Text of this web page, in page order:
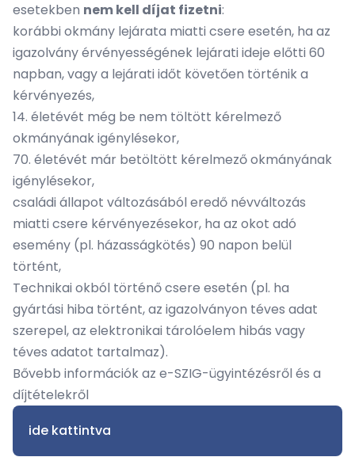
esetekben nem kell díjat fizetni:
korábbi okmány lejárata miatti csere esetén, ha az
igazolvány érvényességének lejárati ideje előtti 60
napban, vagy a lejárati időt követően történik a
kérvényezés,
14. életévét még be nem töltött kérelmező
okmányának igénylésekor,
70. életévét már betöltött kérelmező okmányának
igénylésekor,
családi állapot változásából eredő névváltozás
miatti csere kérvényezésekor, ha az okot adó
esemény (pl. házasságkötés) 90 napon belül
történt,
Technikai okból történő csere esetén (pl. ha
gyártási hiba történt, az igazolványon téves adat
szerepel, az elektronikai tárolóelem hibás vagy
téves adatot tartalmaz).
Bővebb információk az e-SZIG-ügyintézésről és a
díjtételekről
ide kattintva